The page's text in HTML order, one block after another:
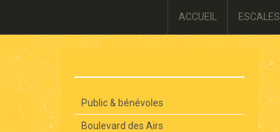
ACCUEIL ESCALES
Public & bénévoles
Boulevard des Airs